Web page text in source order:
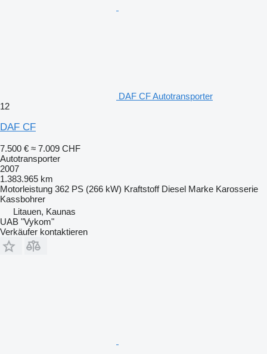
DAF CF Autotransporter
12
DAF CF
7.500 € ≈ 7.009 CHF
Autotransporter
2007
1.383.965 km
Motorleistung 362 PS (266 kW) Kraftstoff Diesel Marke Karosserie
Kassbohrer
Litauen, Kaunas
UAB "Vykom"
Verkäufer kontaktieren